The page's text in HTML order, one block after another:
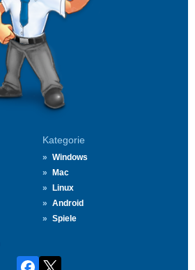
Kategorie
Windows
Mac
Linux
Android
Spiele